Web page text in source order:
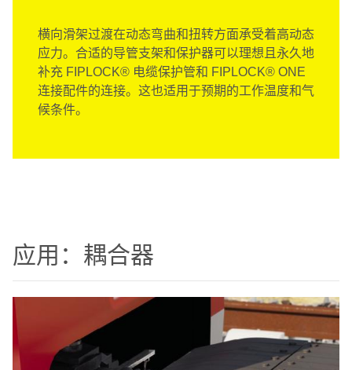
横向滑架过渡在动态弯曲和扭转方面承受着高动态
应力。合适的导管支架和保护器可以理想且永久地
补充 FIPLOCK® 电缆保护管和 FIPLOCK® ONE
连接配件的连接。这也适用于预期的工作温度和气
候条件。
应用：耦合器